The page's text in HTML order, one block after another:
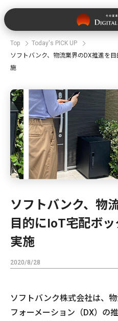
Top
Today's PICK UP
ソフトバンク、物流業界のDX推進を
施
ソフトバンク、物
目的にIoT宅配ボ
実施
2020/8/28
ソフトバンク株式会社は、
フォーメーション（DX）の